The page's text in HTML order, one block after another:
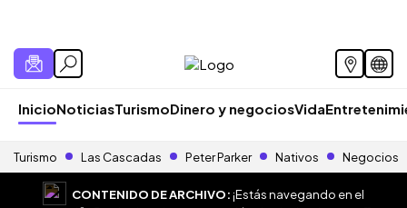
InicioNoticiasTurismoDinero y negociosVida
Turismo Las Cascadas Peter Parker Nativos Negocios
CONTENIDO DE ARCHIVO:¡Estás navegando en el